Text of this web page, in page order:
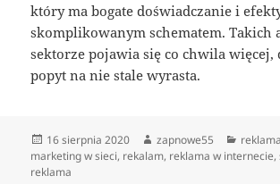
który ma bogate doświadczanie i
skomplikowanym schematem. Takich
sektorze pojawia się co chwila więcej,
popyt na nie stale wyrasta.
Data
publikacji
16 sierpnia 2020 Autor
zapnowe55
marketing w sieci, rekalam, reklama w internecie,
reklama